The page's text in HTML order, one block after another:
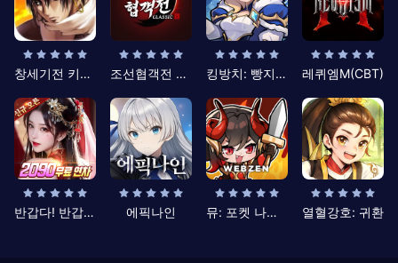
창세기전 키우기 조선협객전 클래식 킹방치: 빵지의 제왕 레퀴엠M(CBT)
반갑다! 반갑삼국지 에픽나인 뮤: 포켓 나이츠 열혈강호: 귀환